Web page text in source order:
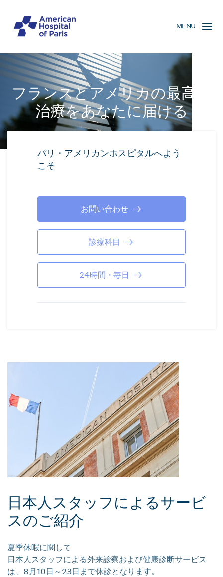
main
MENU
MOBILE
MENU
フランスとアメリカの最高の
治療をあなたに届ける
パリ・アメリカンホスピタルへよう
こそ
お問い合わせ
診療科目
24時間・毎日
日本人スタッフによるサービ
スのご紹介
夏季休暇に関して
日本人スタッフによる外来診察および健康診断サービス
は、8月10日～23日まで休診となります。